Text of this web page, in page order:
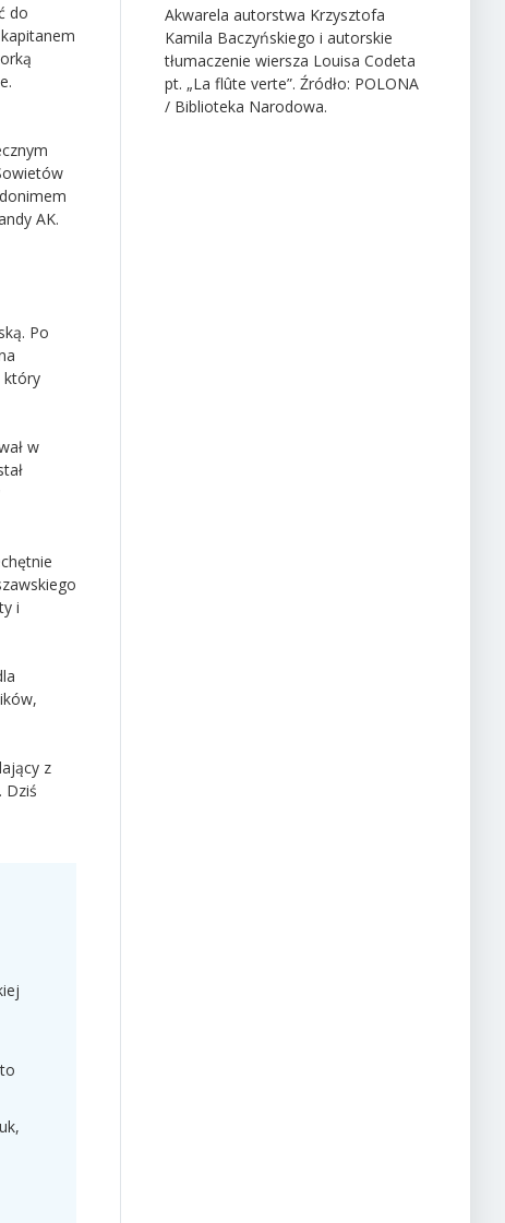
do
AK.
Po
który
w
i
z
Dziś
Akwarela autorstwa Krzysztofa
Kamila Baczyńskiego i autorskie
tłumaczenie wiersza Louisa Codeta
pt. „La flûte verte”. Źródło: POLONA
/ Biblioteka Narodowa.